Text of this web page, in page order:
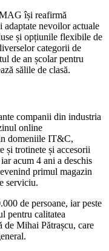
își reafirmă
adaptate nevoilor actuale
și opțiunile flexibile de
categorii de
de an școlar pentru
sălile de clasă.
companii din industria
online
domeniile IT&C,
și trotinete și accesorii
acum 4 ani a deschis
primul magazin
serviciu.
de persoane, iar peste
pentru calitatea
Mihai Pătrașcu, care